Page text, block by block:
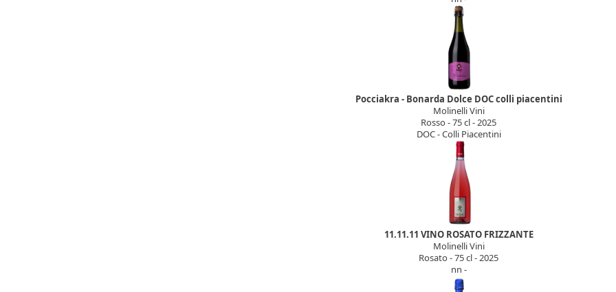
Pocciakra - Bonarda Dolce DOC colli piacentini
Molinelli Vini
Rosso - 75 cl - 2025
DOC - Colli Piacentini
11.11.11 VINO ROSATO FRIZZANTE
Molinelli Vini
Rosato - 75 cl - 2025
nn -